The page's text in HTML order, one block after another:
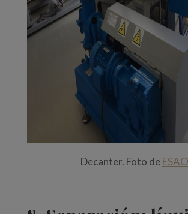
Decanter. Foto deESAO